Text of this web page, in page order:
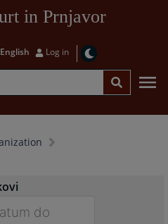
in Prnjavor
English Log in